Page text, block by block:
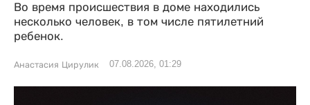
Во время происшествия в доме находились
несколько человек, в том числе пятилетний
ребенок.
Анастасия Цирулик 07.08.2026, 01:29